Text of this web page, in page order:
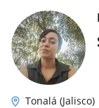
Tonalá (Jalisco)